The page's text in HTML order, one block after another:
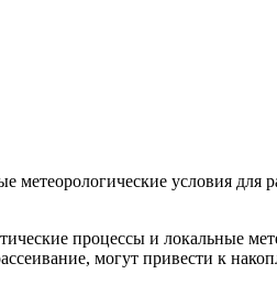
метеорологические условия
процессы и локальные
могут привести к